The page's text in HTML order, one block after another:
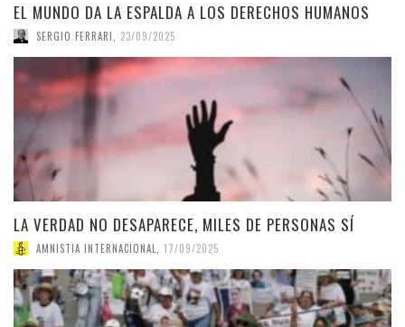
EL MUNDO DA LA ESPALDA A LOS DERECHOS HUMANOS
SERGIO FERRARI 23/09/2025
LA VERDAD NO DESAPARECE, MILES DE PERSONAS SÍ
AMNISTIA INTERNACIONAL 17/09/2025